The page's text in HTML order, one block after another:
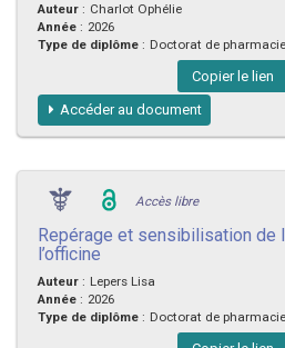
Auteur : Charlot Ophélie
Année : 2026
Type de diplôme : Doctorat de pharmacie
Copier le lien
Accéder au document
Accès libre
Repérage et sensibilisation de
l’officine
Auteur : Lepers Lisa
Année : 2026
Type de diplôme : Doctorat de pharmacie